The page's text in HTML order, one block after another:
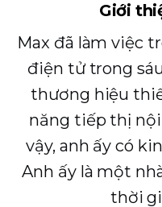
Giới
Max đã làm việc
điện tử trong
thương hiệu
năng tiếp thị nội
vậy, anh ấy có
Anh ấy là một
thời